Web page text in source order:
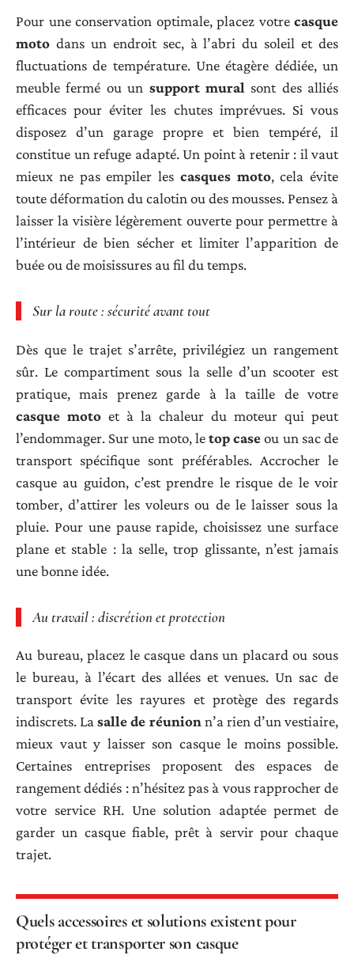
Pour une conservation optimale, placez votre casque
moto dans un endroit sec, à l’abri du soleil et des
fluctuations de température. Une étagère dédiée, un
meuble fermé ou un support muralsont des alliés
efficaces pour éviter les chutes imprévues. Si vous
disposez d’un garage propre et bien tempéré, il
constitue un refuge adapté. Un point à retenir : il vaut
mieux ne pas empiler les casques moto, cela évite
toute déformation du calotin ou des mousses. Pensez à
laisser la visière légèrement ouverte pour permettre à
l’intérieur de bien sécher et limiter l’apparition de
buée ou de moisissures au fil du temps.
Sur la route : sécurité avant tout
Dès que le trajet s’arrête, privilégiez un rangement
sûr. Le compartiment sous la selle d’un scooter est
pratique, mais prenez garde à la taille de votre
casque moto et à la chaleur du moteur qui peut
l’endommager. Sur une moto, letop caseou un sac de
transport spécifique sont préférables. Accrocher le
casque au guidon, c’est prendre le risque de le voir
tomber, d’attirer les voleurs ou de le laisser sous la
pluie. Pour une pause rapide, choisissez une surface
plane et stable : la selle, trop glissante, n’est jamais
une bonne idée.
Au travail : discrétion et protection
Au bureau, placez le casque dans un placard ou sous
le bureau, à l’écart des allées et venues. Un sac de
transport évite les rayures et protège des regards
indiscrets. Lasalle de réunionn’a rien d’un vestiaire,
mieux vaut y laisser son casque le moins possible.
Certaines entreprises proposent des espaces de
rangement dédiés : n’hésitez pas à vous rapprocher de
votre service RH. Une solution adaptée permet de
garder un casque fiable, prêt à servir pour chaque
trajet.
Quels accessoires et solutions existent pour
protéger et transporter son casque